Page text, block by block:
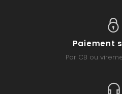
Paiement
Par CB ou